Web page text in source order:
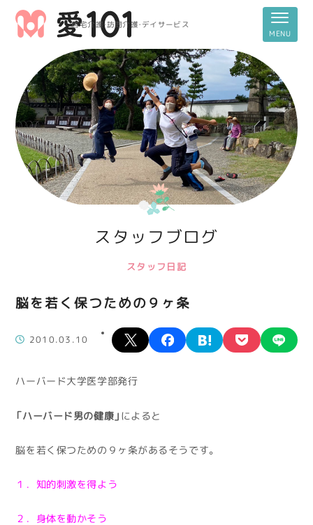
居宅介護・訪問介護・デイサービス
スタッフブログ
スタッフ日記
脳を若く保つための９ヶ条
2010.03.10
X facebookhatena pocket
ハーバード大学医学部発行
「ハーバード男の健康」 によると
脳を若く保つための９ヶ条があるそうです。
１．知的刺激を得よう
２．身体を動かそう